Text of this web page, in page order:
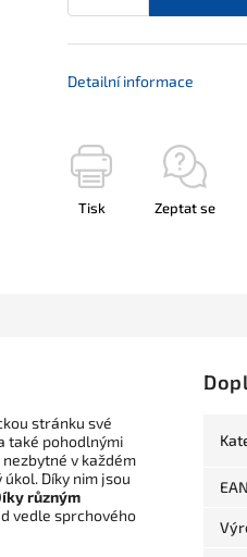
Detailní informace
Tisk Zeptat se
stránku své
také pohodlnými
v každém
Díky nim jsou
různým
vedle sprchového
EAN